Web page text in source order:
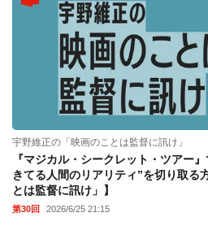
宇野維正の「映画のことは監督に訊け」
『マジカル・シークレット・ツアー
きてる人間のリアリティ”を切り取る
とは監督に訊け」】
第30回 2026/6/25 21:15